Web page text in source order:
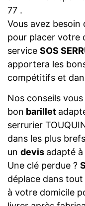
77 .
Vous avez besoin
pour placer votre
service SOS
apportera les
compétitifs et
Nos conseils
bon barillet
serrurier
dans les plus
un devis adapté
Une clé perdue ?
déplace dans tout
à votre domicile